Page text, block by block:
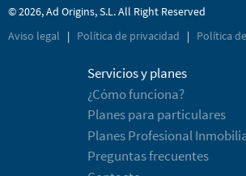
© 2026, Ad Origins, S.L. All Right Reserved
Aviso legal
| Política de privacidad | Política
Servicios y planes
¿Cómo funciona?
Planes para particulares
Planes Profesional
Preguntas frecuentes